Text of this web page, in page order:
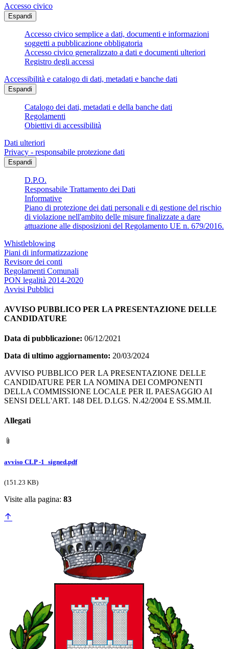
Accesso civico
Espandi
Accesso civico semplice a dati, documenti e informazioni
soggetti a pubblicazione obbligatoria
Accesso civico generalizzato a dati e documenti ulteriori
Registro degli accessi
Accessibilità e catalogo di dati, metadati e banche dati
Espandi
Catalogo dei dati, metadati e della banche dati
Regolamenti
Obiettivi di accessibilità
Dati ulteriori
Privacy - responsabile protezione dati
Espandi
D.P.O.
Responsabile Trattamento dei Dati
Informative
Piano di protezione dei dati personali e di gestione del rischio
di violazione nell'ambito delle misure finalizzate a dare
attuazione alle disposizioni del Regolamento UE n. 679/2016.
Whistleblowing
Piani di informatizzazione
Revisore dei conti
Regolamenti Comunali
PON legalità 2014-2020
Avvisi Pubblici
AVVISO PUBBLICO PER LA PRESENTAZIONE DELLE
CANDIDATURE
Data di pubblicazione: 06/12/2021
Data di ultimo aggiornamento: 20/03/2024
AVVISO PUBBLICO PER LA PRESENTAZIONE DELLE
CANDIDATURE PER LA NOMINA DEI COMPONENTI
DELLA COMMISSIONE LOCALE PER IL PAESAGGIO AI
SENSI DELL'ART. 148 DEL D.LGS. N.42/2004 E SS.MM.II.
Allegati
avviso CLP -1_signed.pdf
(151.23 KB)
Visite alla pagina: 83